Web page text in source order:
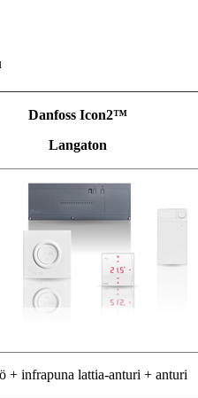
Danfoss Icon2™
Langaton
+ infrapuna lattia-anturi + anturi